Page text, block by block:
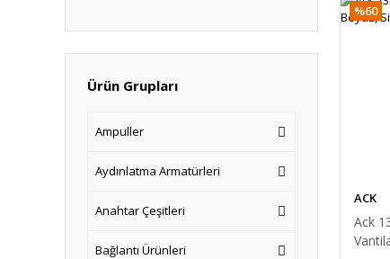
Ürün Grupları
Ampuller
Aydınlatma Armatürleri
Anahtar Çeşitleri
Bağlantı Ürünleri
%60
ACK
Ack